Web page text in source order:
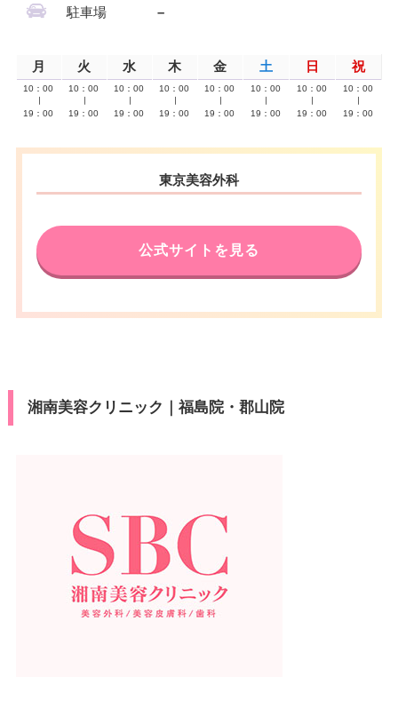
駐車場 –
月 火 水 木 金 土 日 祝
10：00
19：00
10：00
19：00
10：00
19：00
10：00
19：00
10：00
19：00
10：00
19：00
10：00
19：00
10：00
19：00
東京美容外科
公式サイトを見る
湘南美容クリニック｜福島院・郡山院